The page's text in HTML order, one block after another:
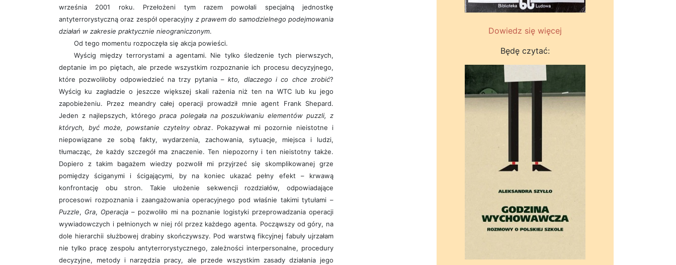
września 2001 roku. Przełożeni tym razem powołali specjalną jednostkę
antyterrorystyczną oraz zespół operacyjny z prawem do samodzielnego podejmowania
działań w zakresie praktycznie nieograniczonym.
Od tego momentu rozpoczęła się akcja powieści.
Wyścig między terrorystami a agentami. Nie tylko śledzenie tych pierwszych,
deptanie im po piętach, ale przede wszystkim rozpoznanie ich procesu decyzyjnego,
które pozwoliłoby odpowiedzieć na trzy pytania –kto, dlaczego i co chce zrobić?
Wyścig ku zagładzie o jeszcze większej skali rażenia niż ten na WTC lub ku jego
zapobieżeniu. Przez meandry całej operacji prowadził mnie agent Frank Shepard.
Jeden z najlepszych, któregopraca polegała na poszukiwaniu elementów puzzli, z
których, być może, powstanie czytelny obraz. Pokazywał mi pozornie nieistotne i
niepowiązane ze sobą fakty, wydarzenia, zachowania, sytuacje, miejsca i ludzi,
tłumacząc, że każdy szczegół ma znaczenie. Ten niepozorny i ten nieistotny także.
Dopiero z takim bagażem wiedzy pozwolił mi przyjrzeć się skomplikowanej grze
pomiędzy ściganymi i ścigającymi, by na koniec ukazać pełny efekt – krwawą
konfrontację obu stron. Takie ułożenie sekwencji rozdziałów, odpowiadające
procesowi rozpoznania i zaangażowania operacyjnego pod właśnie takimi tytułami –
Puzzle, Gra, Operacja – pozwoliło mi na poznanie logistyki przeprowadzania operacji
wywiadowczych i pełnionych w niej ról przez każdego agenta. Począwszy od góry, na
dole hierarchii służbowej drabiny skończywszy. Pod warstwą fikcyjnej fabuły ujrzałam
nie tylko pracę zespołu antyterrorystycznego, zależności interpersonalne, procedury
decyzyjne, metody i narzędzia pracy, ale przede wszystkim zasady działania jego
Dowiedz się więcej
Będę czytać: